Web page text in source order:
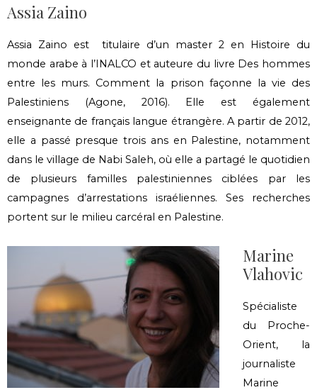
Assia Zaino
Assia Zaino est titulaire d’un master 2 en Histoire du
monde arabe à l’INALCO et auteure du livre Des hommes
entre les murs. Comment la prison façonne la vie des
Palestiniens (Agone, 2016). Elle est également
enseignante de français langue étrangère. A partir de 2012,
elle a passé presque trois ans en Palestine, notamment
dans le village de Nabi Saleh, où elle a partagé le quotidien
de plusieurs familles palestiniennes ciblées par les
campagnes d’arrestations israéliennes. Ses recherches
portent sur le milieu carcéral en Palestine.
Marine
Vlahovic
Spécialiste
du Proche-
Orient, la
journaliste
Marine